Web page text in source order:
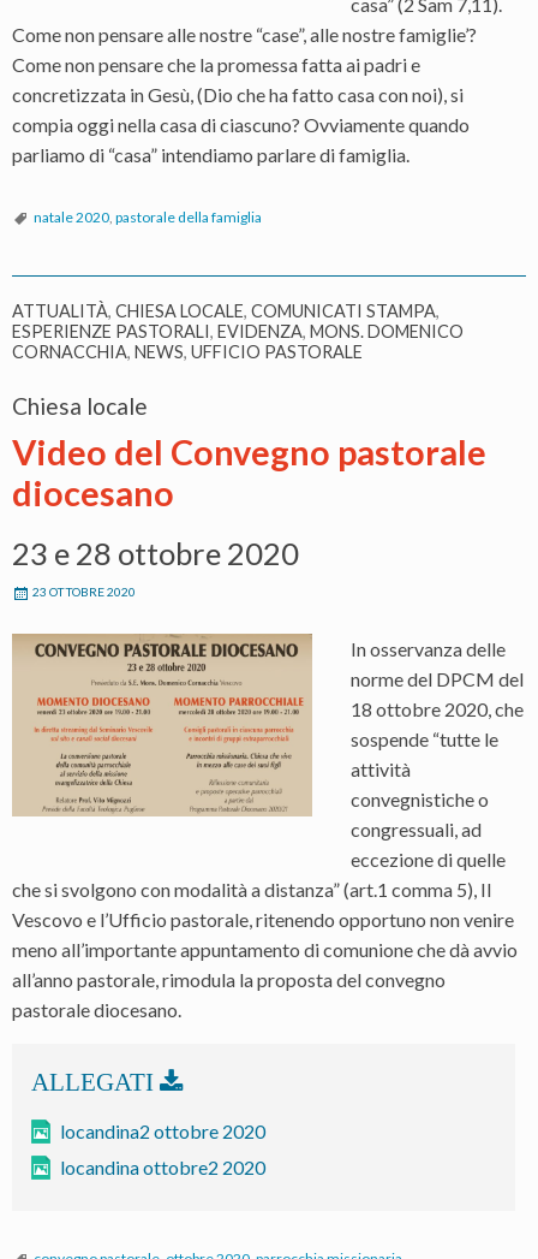
casa” (2 Sam 7,11).
Come non pensare alle nostre “case”, alle nostre famiglie’?
Come non pensare che la promessa fatta ai padri e
concretizzata in Gesù, (Dio che ha fatto casa con noi), si
compia oggi nella casa di ciascuno? Ovviamente quando
parliamo di “casa” intendiamo parlare di famiglia.
natale 2020, pastorale della famiglia
ATTUALITÀ, CHIESA LOCALE, COMUNICATI STAMPA,
ESPERIENZE PASTORALI, EVIDENZA, MONS. DOMENICO
CORNACCHIA, NEWS, UFFICIO PASTORALE
Chiesa locale
Video del Convegno pastorale
diocesano
23 e 28 ottobre 2020
23 OTTOBRE 2020
In osservanza delle
norme del DPCM del
18 ottobre 2020, che
sospende “tutte le
attività
convegnistiche o
congressuali, ad
eccezione di quelle
che si svolgono con modalità a distanza” (art.1 comma 5), Il
Vescovo e l’Ufficio pastorale, ritenendo opportuno non venire
meno all’importante appuntamento di comunione che dà avvio
all’anno pastorale, rimodula la proposta del convegno
pastorale diocesano.
locandina2 ottobre 2020
locandina ottobre2 2020